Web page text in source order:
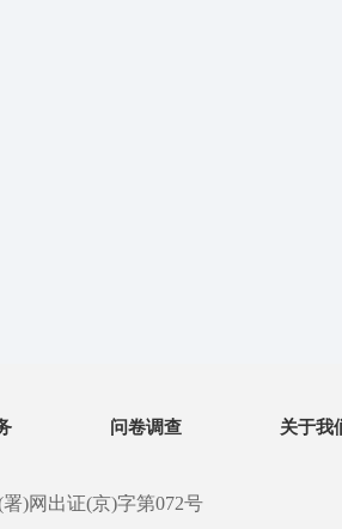
问卷调查 关于我
)网出证(京)字第072号